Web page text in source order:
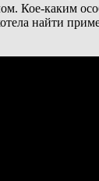
Кое-каким
найти